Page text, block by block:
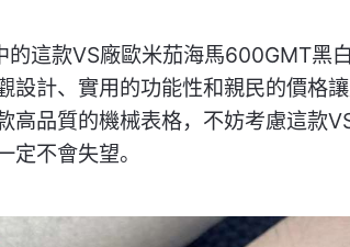
的這款VS廠歐米茄海馬600GMT黑
設計、實用的功能性和親民的價格
高品質的機械表格，不妨考慮這款
不會失望。